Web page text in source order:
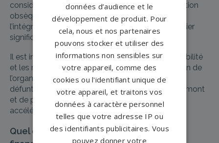
considérable pour beaucoup de familles. L’allocation
obsèques, bien que ne couvrant pas toujours
l’intégralité de ces coûts, fournit un soutien financier
significatif.
Il est important de noter que les conditions d’éligibilité
et les montants alloués peuvent varier en fonction de
l’organisme et des circonstances individuelles du
défunt. Ainsi, il est conseillé de se renseigner en amont
et de préparer les documents nécessaires pour
accélérer le processus.
Quel est le rôle des héritiers dans le
données d’audience et le
développement de produit. Pour
cela, nous et nos partenaires
pouvons stocker et utiliser des
informations non sensibles sur
votre appareil, comme des
cookies ou l'identifiant unique de
votre appareil, et traitons vos
données à caractère personnel
telles que votre adresse IP ou
des identifiants publicitaires. Vous
pouvez donner votre